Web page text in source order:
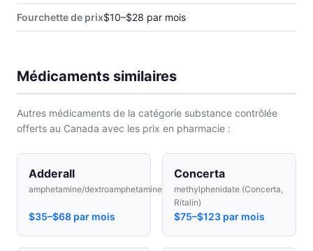
Fourchette de prix$10–$28 par mois
Médicaments similaires
Autres médicaments de la catégorie substance contrôlée
offerts au Canada avec les prix en pharmacie :
Adderall
amphetamine/dextroamphetamine
$35–$68 par mois
Concerta
methylphenidate (Concerta,
Ritalin)
$75–$123 par mois